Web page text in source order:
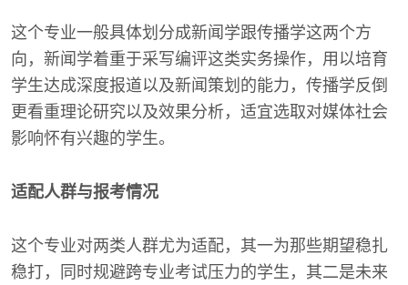
这个专业一般具体划分成新闻学跟传播学这两个方
向，新闻学着重于采写编评这类实务操作，用以培育
学生达成深度报道以及新闻策划的能力，传播学反倒
更看重理论研究以及效果分析，适宜选取对媒体社会
影响怀有兴趣的学生。
适配人群与报考情况
这个专业对两类人群尤为适配，其一为那些期望稳扎
稳打，同时规避跨专业考试压力的学生，其二是未来